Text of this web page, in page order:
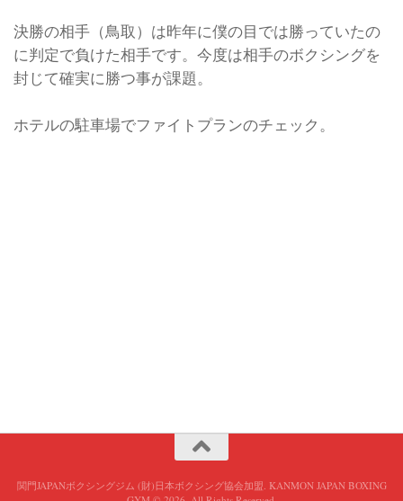
決勝の相手（鳥取）は昨年に僕の目では勝っていたの
に判定で負けた相手です。今度は相手のボクシングを
封じて確実に勝つ事が課題。
ホテルの駐車場でファイトプランのチェック。
関門JAPANボクシングジム (財)日本ボクシング協会加盟. KANMON JAPAN BOXING